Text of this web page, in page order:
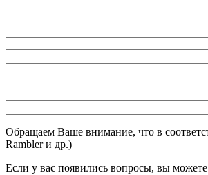
Обращаем Ваше внимание, что в
Rambler и др.)
Если у вас появились вопросы, вы можете